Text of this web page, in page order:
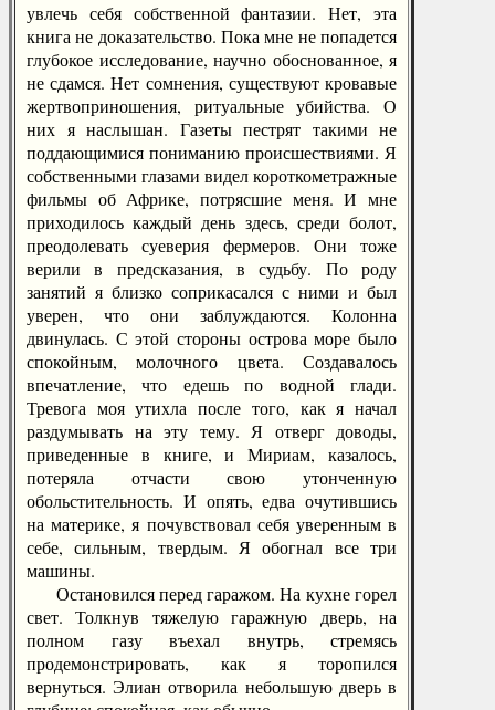
увлечь себя собственной фантазии. Нет, эта
книга не доказательство. Пока мне не попадется
глубокое исследование, научно обоснованное, я
не сдамся. Нет сомнения, существуют кровавые
жертвоприношения, ритуальные убийства. О
них я наслышан. Газеты пестрят такими не
поддающимися пониманию происшествиями. Я
собственными глазами видел короткометражные
фильмы об Африке, потрясшие меня. И мне
приходилось каждый день здесь, среди болот,
преодолевать суеверия фермеров. Они тоже
верили в предсказания, в судьбу. По роду
занятий я близко соприкасался с ними и был
уверен, что они заблуждаются. Колонна
двинулась. С этой стороны острова море было
спокойным, молочного цвета. Создавалось
впечатление, что едешь по водной глади.
Тревога моя утихла после того, как я начал
раздумывать на эту тему. Я отверг доводы,
приведенные в книге, и Мириам, казалось,
потеряла отчасти свою утонченную
обольстительность. И опять, едва очутившись
на материке, я почувствовал себя уверенным в
себе, сильным, твердым. Я обогнал все три
машины.
Остановился перед гаражом. На кухне горел
свет. Толкнув тяжелую гаражную дверь, на
полном газу въехал внутрь, стремясь
продемонстрировать, как я торопился
вернуться. Элиан отворила небольшую дверь в